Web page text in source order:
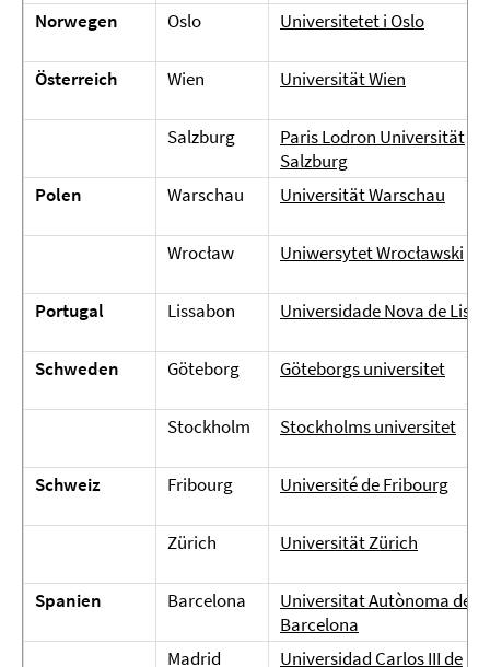
Norwegen
Oslo Universitetet i Oslo
Österreich Wien Universität Wien
Salzburg
Paris Lodron Universität
Salzburg
Polen
Warschau Universität Warschau
Wrocław Uniwersytet Wrocławski
Portugal Lissabon Universidade Nova de
Schweden Göteborg Göteborgs universitet
Stockholm Stockholms universitet
Schweiz Fribourg Université de Fribourg
Zürich Universität Zürich
Spanien Barcelona
Universitat Autònoma de
Barcelona
Madrid
Universidad Carlos III de